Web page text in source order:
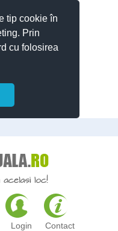
tip cookie în
Prin
cu folosirea
Login Contact